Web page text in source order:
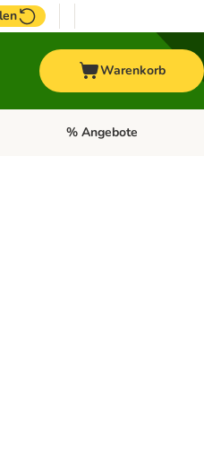
Warenkorb
PferdKategorie-Menü öffnen:
% Angebote